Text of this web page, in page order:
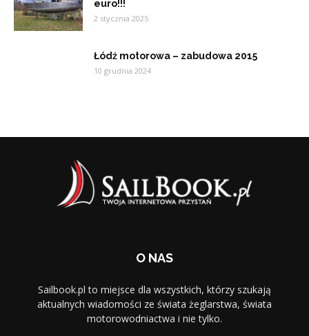
euro!!!
2 stycznia 2025
Łódź motorowa – zabudowa 2015
10 grudnia 2024
O NAS
Sailbook.pl to miejsce dla wszystkich, którzy szukają
aktualnych wiadomości ze świata żeglarstwa, świata
motorowodniactwa i nie tylko.